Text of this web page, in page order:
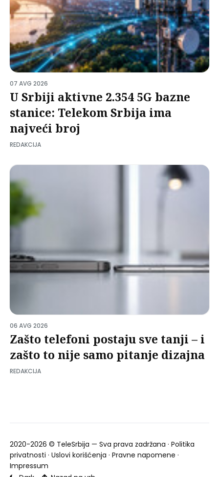
07 AVG 2026
U Srbiji aktivne 2.354 5G bazne
stanice: Telekom Srbija ima
najveći broj
REDAKCIJA
06 AVG 2026
Zašto telefoni postaju sve tanji – i
zašto to nije samo pitanje dizajna
REDAKCIJA
2020-2026 © TeleSrbija — Sva prava zadržana · Politika
privatnosti · Uslovi korišćenja · Pravne napomene ·
Impressum